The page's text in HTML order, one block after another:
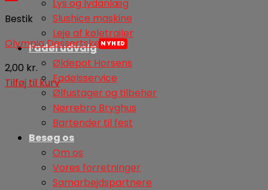
Lys og lydanlæg
Slushice maskine
Leje af køletrailer
Fadøl udvalg
Øldepot Horsens
Fadølsservice
Ølfustager og tilbehør
Nørrebro Bryghus
Bartender til fest
Besøg os
Om os
Vores forretninger
Samarbejdspartnere
Bestik
Olympia Dessertskeer
2,00 kr.
Tilføj til kurv